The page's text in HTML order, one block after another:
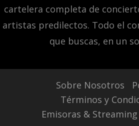
cartelera completa de
artistas predilectos. Todo el
que buscas, en un
Sobre Nosotros
Términos y
Emisoras & Streaming